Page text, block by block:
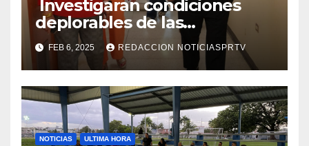
Investigaran condiciones
deplorables de las
facilidades el Departamento
de la Salud en Mayagüez
FEB 6, 2025 REDACCION NOTICIASPRTV
NOTICIAS ULTIMA HORA